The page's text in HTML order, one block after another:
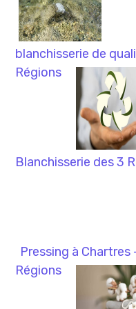
blanchisserie de
Régions
Blanchisserie des 3
Pressing à Chartres
Régions